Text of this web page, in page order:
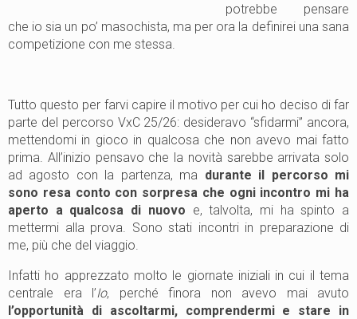
potrebbe pensare
che io sia un po’ masochista, ma per ora la definirei una sana
competizione con me stessa.
Tutto questo per farvi capire il motivo per cui ho deciso di far
parte del percorso VxC 25/26: desideravo “sfidarmi” ancora,
mettendomi in gioco in qualcosa che non avevo mai fatto
prima. All’inizio pensavo che la novità sarebbe arrivata solo
ad agosto con la partenza, ma durante il percorso mi
sono resa conto con sorpresa che ogni incontro mi ha
aperto a qualcosa di nuovo e, talvolta, mi ha spinto a
mettermi alla prova. Sono stati incontri in preparazione di
me, più che del viaggio.
Infatti ho apprezzato molto le giornate iniziali in cui il tema
centrale era l’Io, perché finora non avevo mai avuto
l’opportunità di ascoltarmi, comprendermi e stare in